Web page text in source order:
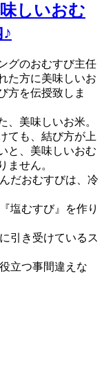
しいおむ
グのおむすび主任
た方に美味しいお
方を伝授致しま
、美味しいお米。
ても、結び方が上
と、美味しいおむ
ません。
だおむすびは、冷
塩むすび』を作り
引き受けているス
立つ事間違えな